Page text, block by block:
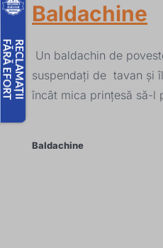
Baldachine
Un baldachin de
suspendați de tavan și
încât mica prințesă să-l
Baldachine